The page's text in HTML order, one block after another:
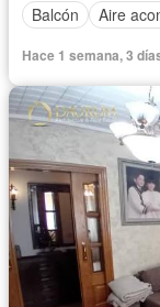
Balcón
Aire
Hace 1 semana, 3